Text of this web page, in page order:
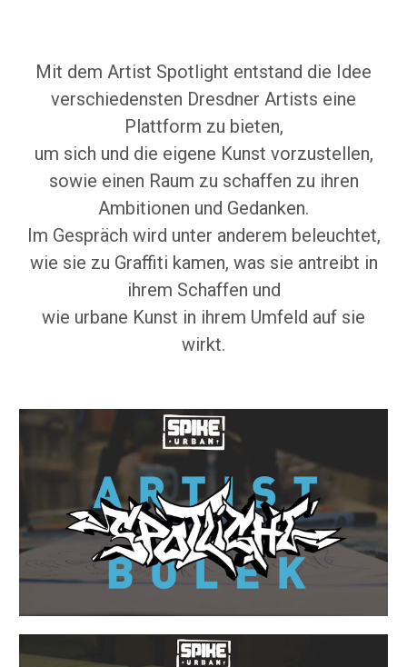
Mit dem Artist Spotlight entstand die Idee
verschiedensten Dresdner Artists eine
Plattform zu bieten,
um sich und die eigene Kunst vorzustellen,
sowie einen Raum zu schaffen zu ihren
Ambitionen und Gedanken.
Im Gespräch wird unter anderem beleuchtet,
wie sie zu Graffiti kamen, was sie antreibt in
ihrem Schaffen und
wie urbane Kunst in ihrem Umfeld auf sie
wirkt.